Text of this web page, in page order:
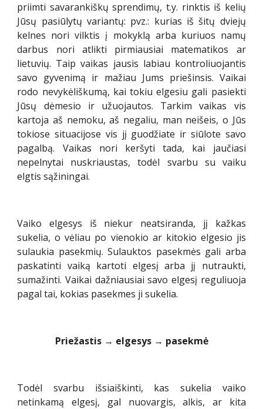
priimti savarankiškų sprendimų, t.y. rinktis iš kelių
Jūsų pasiūlytų variantų: pvz.: kurias iš šitų dviejų
kelnes nori vilktis į mokyklą arba kuriuos namų
darbus nori atlikti pirmiausiai matematikos ar
lietuvių. Taip vaikas jausis labiau kontroliuojantis
savo gyvenimą ir mažiau Jums priešinsis. Vaikai
rodo nevykėliškumą, kai tokiu elgesiu gali pasiekti
Jūsų dėmesio ir užuojautos. Tarkim vaikas vis
kartoja aš nemoku, aš negaliu, man neišeis, o Jūs
tokiose situacijose vis jį guodžiate ir siūlote savo
pagalbą. Vaikas nori keršyti tada, kai jaučiasi
nepelnytai nuskriaustas, todėl svarbu su vaiku
elgtis sąžiningai.
Vaiko elgesys iš niekur neatsiranda, jį kažkas
sukelia, o vėliau po vienokio ar kitokio elgesio jis
sulaukia pasekmių. Sulauktos pasekmės gali arba
paskatinti vaiką kartoti elgesį arba jį nutraukti,
sumažinti. Vaikai dažniausiai savo elgesį reguliuoja
pagal tai, kokias pasekmes ji sukelia.
Priežastis → elgesys → pasekmė
Todėl svarbu išsiaiškinti, kas sukelia vaiko
netinkamą elgesį, gal nuovargis, alkis, ar kita